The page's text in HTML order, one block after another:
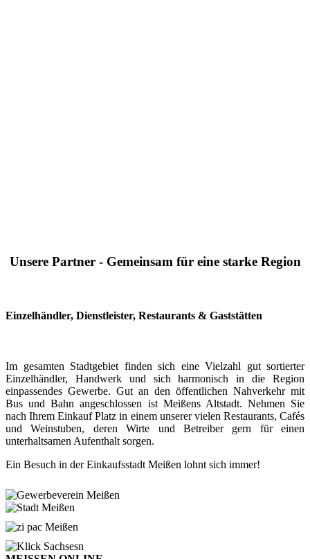
Unsere Partner - Gemeinsam für eine starke Region
Einzelhändler, Dienstleister, Restaurants & Gaststätten
Im gesamten Stadtgebiet finden sich eine Vielzahl gut sortierter
Einzelhändler, Handwerk und sich harmonisch in die Region
einpassendes Gewerbe. Gut an den öffentlichen Nahverkehr mit
Bus und Bahn angeschlossen ist Meißens Altstadt. Nehmen Sie
nach Ihrem Einkauf Platz in einem unserer vielen Restaurants, Cafés
und Weinstuben, deren Wirte und Betreiber gern für einen
unterhaltsamen Aufenthalt sorgen.
Ein Besuch in der Einkaufsstadt Meißen lohnt sich immer!